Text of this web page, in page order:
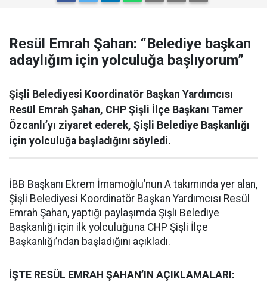
Resül Emrah Şahan: “Belediye başkan
adaylığım için yolculuğa başlıyorum”
Şişli Belediyesi Koordinatör Başkan Yardımcısı
Resül Emrah Şahan, CHP Şişli İlçe Başkanı Tamer
Özcanlı’yı ziyaret ederek, Şişli Belediye Başkanlığı
için yolculuğa başladığını söyledi.
İBB Başkanı Ekrem İmamoğlu’nun A takımında yer alan,
Şişli Belediyesi Koordinatör Başkan Yardımcısı Resül
Emrah Şahan, yaptığı paylaşımda Şişli Belediye
Başkanlığı için ilk yolculuğuna CHP Şişli İlçe
Başkanlığı’ndan başladığını açıkladı.
İŞTE RESÜL EMRAH ŞAHAN’IN AÇIKLAMALARI: